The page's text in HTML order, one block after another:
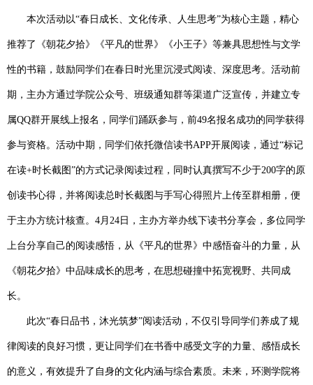
本次活动以“春日成长、文化传承、人生思考”为核心主题，精心
推荐了《朝花夕拾》《平凡的世界》《小王子》等兼具思想性与文学
性的书籍，鼓励同学们在春日时光里沉浸式阅读、深度思考。活动前
期，主办方通过学院公众号、班级通知群等渠道广泛宣传，并建立专
属QQ群开展线上报名，同学们踊跃参与，前49名报名成功的同学获得
参与资格。活动中期，同学们依托微信读书APP开展阅读，通过“标记
在读+时长截图”的方式记录阅读过程，同时认真撰写不少于200字的原
创读书心得，并将阅读总时长截图与手写心得照片上传至群相册，便
于主办方统计核查。 4月24日 ，主办方举办线下读书分享会，多位同学
上台分享自己的阅读感悟，从《平凡的世界》中感悟奋斗的力量，从
《朝花夕拾》中品味成长的思考，在思想碰撞中拓宽视野、共同成
长。
此次“春日品书，沐光筑梦”阅读活动，不仅引导同学们养成了规
律阅读的良好习惯，更让同学们在书香中感受文字的力量、感悟成长
的意义，有效提升了自身的文化内涵与综合素质。未来，环测学院将